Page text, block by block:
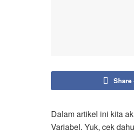
Share
Dalam artikel ini kita
Variabel. Yuk, cek